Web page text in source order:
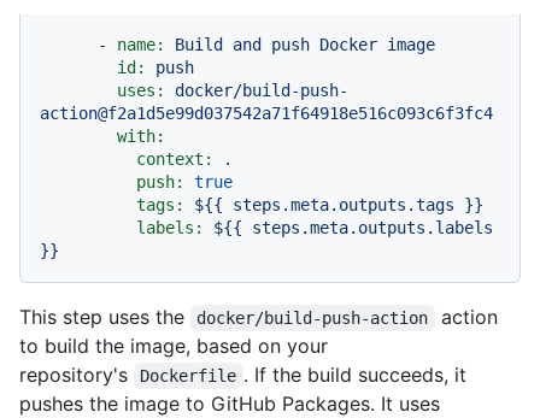
- name: Build and push Docker image
id:
push
uses:
docker/build-push-
action@f2a1d5e99d037542a71f64918e516c093c6f3fc4
with:
context:
.
push:
true
tags:
${{ steps.meta.outputs.tags
}}
labels:
${{
steps.meta.outputs.labels
}}
This step uses the docker/build-push-action
action
to build the image, based on your
repository's
Dockerfile . If the build succeeds, it
pushes the image to GitHub Packages. It uses